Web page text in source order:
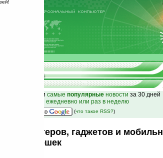
25
и самые популярные новости за 30 дней
на email ежедневно или раз в неделю
(что такое RSS?)
гаджетов и
от Ладошек